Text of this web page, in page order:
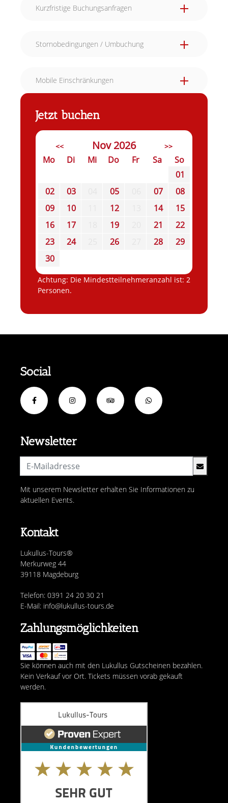
Kurzfristige Buchungsanfragen
Stornobedingungen / Umbuchung
Mobile Einschränkungen
Jetzt buchen
<< Nov 2026 >>
Mo Di Mi Do Fr Sa
So
01
02
03 05 07
08
09
10 12 14
15
16
17 19 21
22
23
24 26 28
29
30
Achtung: Die Mindestteilnehmeranzahl ist: 2
Personen.
Kontakt
Lukullus-Tours®
Merkurweg 44
39118 Magdeburg
Telefon: 0391 24 20 30 21
E-Mail: info@lukullus-tours.de
Newsletter
Mit unserem Newsletter erhalten Sie Informationen zu
aktuellen Events.
Social
Zahlungsmöglichkeiten
Sie können auch mit den Lukullus Gutscheinen bezahlen.
Kein Verkauf vor Ort. Tickets müssen vorab gekauft
werden.